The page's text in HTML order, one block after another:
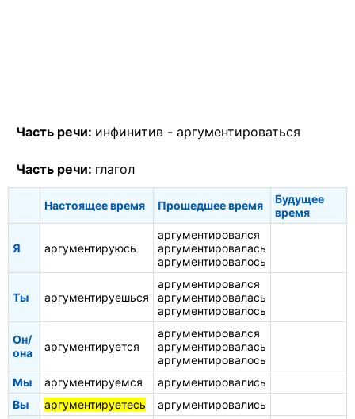
Часть речи: инфинитив - аргументироваться
Часть речи: глагол
Настоящее время Прошедшее время
Будущее
время
Я аргументируюсь
аргументировался
аргументировалась
аргументировалось
Ты аргументируешься
аргументировался
аргументировалась
аргументировалось
Он/
она
аргументируется
аргументировался
аргументировалась
аргументировалось
Мы
аргументируемся
аргументировались
Вы
аргументируетесь
аргументировались